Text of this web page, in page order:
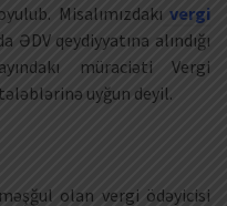
Misalımızdakı vergi
ƏDV qeydiyyatına alındığı
müraciəti Vergi
uyğun deyil.
olan vergi ödəyicisi